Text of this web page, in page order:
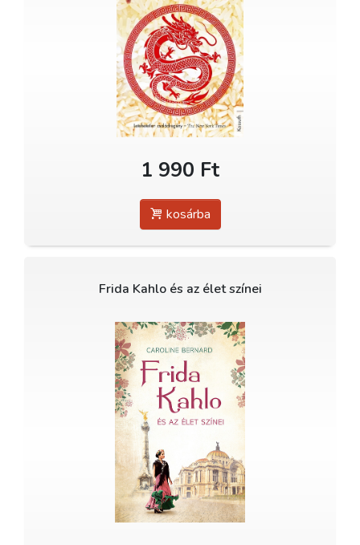
1 990 Ft
kosárba
Frida Kahlo és az élet színei